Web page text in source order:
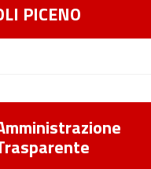
PICENO